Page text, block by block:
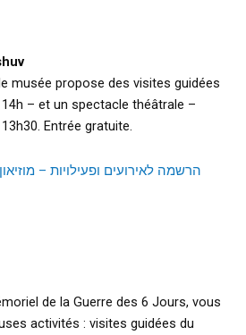
musée propose des visites guidées
– et un spectacle théâtrale –
Entrée gratuite.
הרשמה לאירועים ופעילויות –
de la Guerre des 6 Jours, vous
activités : visites guidées du